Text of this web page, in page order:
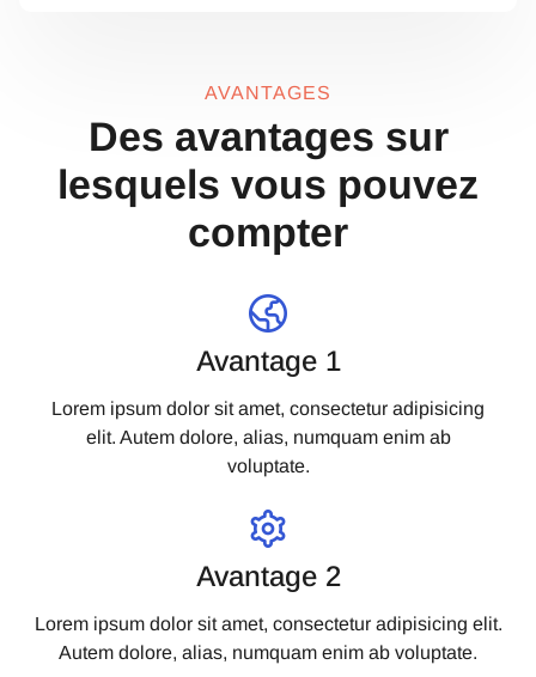
AVANTAGES
Des avantages sur
lesquels vous pouvez
compter
Avantage 1
Lorem ipsum dolor sit amet, consectetur adipisicing
elit. Autem dolore, alias, numquam enim ab
voluptate.
Avantage 2
Lorem ipsum dolor sit amet, consectetur adipisicing elit.
Autem dolore, alias, numquam enim ab voluptate.